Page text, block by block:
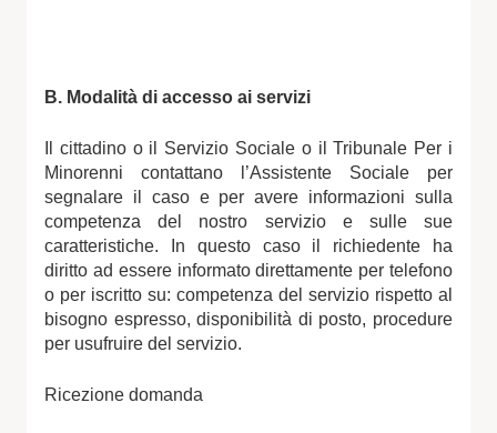
B. Modalità di accesso ai servizi
Il cittadino o il Servizio Sociale o il Tribunale Per i
Minorenni contattano l’Assistente Sociale per
segnalare il caso e per avere informazioni sulla
competenza del nostro servizio e sulle sue
caratteristiche. In questo caso il richiedente ha
diritto ad essere informato direttamente per telefono
o per iscritto su: competenza del servizio rispetto al
bisogno espresso, disponibilità di posto, procedure
per usufruire del servizio.
Ricezione domanda